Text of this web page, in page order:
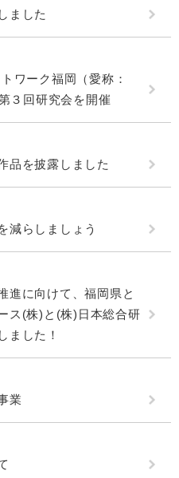
ました
ワーク福岡（愛称：
３回研究会を開催
品を披露しました
減らしましょう
進に向けて、福岡県と
ス(株)と(株)日本総合研
ました！
業